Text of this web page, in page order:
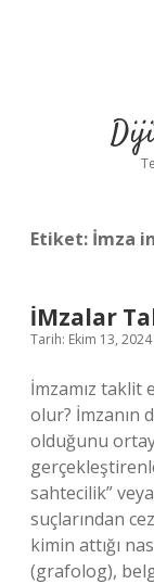
Etiket: İmza
İMzalar
Tarih: Ekim 13, 2024
İmzamız taklit
olur? İmzanın
olduğunu
sahtecilik”
suçlarından
kimin attığı
(grafolog),